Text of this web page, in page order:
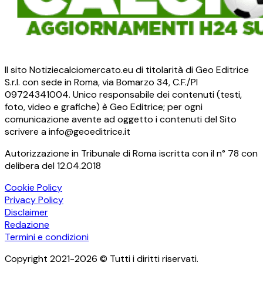
Il sito Notiziecalciomercato.eu di titolarità di Geo Editrice
S.r.l. con sede in Roma, via Bomarzo 34, C.F./PI
09724341004. Unico responsabile dei contenuti (testi,
foto, video e grafiche) è Geo Editrice; per ogni
comunicazione avente ad oggetto i contenuti del Sito
scrivere a info@geoeditrice.it
Autorizzazione in Tribunale di Roma iscritta con il n° 78 con
delibera del 12.04.2018
Cookie Policy
Privacy Policy
Disclaimer
Redazione
Termini e condizioni
Copyright 2021-2026 © Tutti i diritti riservati.